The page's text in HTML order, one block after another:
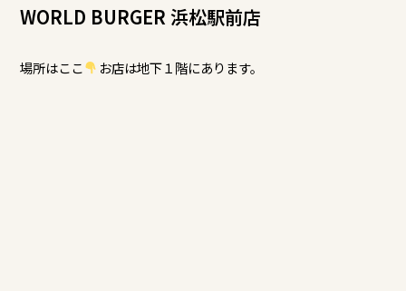
WORLD BURGER 浜松駅前店
場所はここ お店は地下１階にあります。